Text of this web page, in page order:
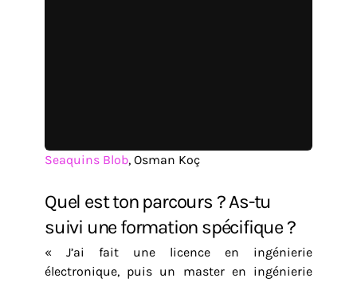
Seaquins Blob, Osman Koç
Quel est ton parcours ? As-tu
suivi une formation spécifique ?
« J’ai fait une licence en ingénierie
électronique, puis un master en ingénierie